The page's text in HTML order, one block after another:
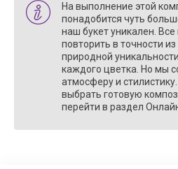
На выполнение этой
понадобится чуть
наш букет уникален.
повторить в точности
природной
каждого цветка. Но мы
атмосферу и
выбрать готовую
перейти в раздел